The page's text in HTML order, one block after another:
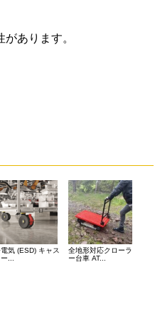
あります。
気 (ESD) キャス
...
全地形対応クローラ
ー台車 AT...